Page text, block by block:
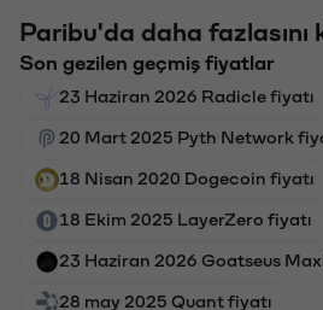
Paribu'da daha fazlasını
Son gezilen geçmiş fiyatlar
23 Haziran 2026 Radicle fiyatı
20 Mart 2025 Pyth Network
18 Nisan 2020 Dogecoin fiyatı
18 Ekim 2025 LayerZero fiyatı
23 Haziran 2026 Goatseus
28 may 2025 Quant fiyatı